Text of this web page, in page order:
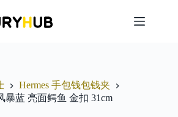
Hermes 手包钱包钱夹
暴蓝 亮面鳄鱼 金扣 31cm